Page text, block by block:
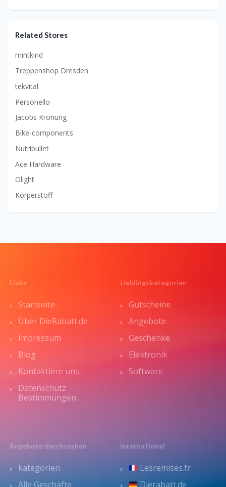
Related Stores
mintkind
Treppenshop Dresden
tekvital
Personello
Jacobs Kronung
Bike-components
Nutribullet
Ace Hardware
Olight
Körperstoff
Links
Startseite
Über DieRabatt.de
Impressum
Blog
Kontaktiere uns
Datenschutz
Bestimmungen
Lieblingskategorien
Gutscheine
Angebote
Geschenke
Elektronik
Software
Angebote durchsuchen
kategorien
Alle Geschäfte
International
Lesremises.fr
Dierabatt.de